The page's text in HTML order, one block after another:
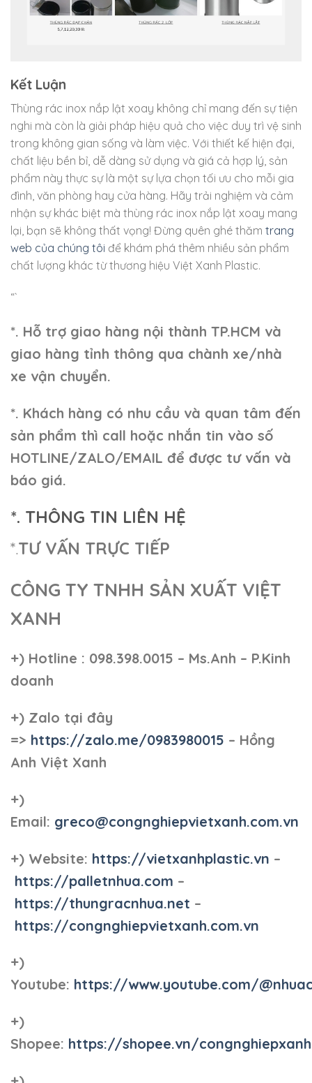
Kết Luận
Thùng rác inox nắp lật xoay không chỉ mang đến sự tiện
nghi mà còn là giải pháp hiệu quả cho việc duy trì vệ sinh
trong không gian sống và làm việc. Với thiết kế hiện đại,
chất liệu bền bỉ, dễ dàng sử dụng và giá cả hợp lý, sản
phẩm này thực sự là một sự lựa chọn tối ưu cho mỗi gia
đình, văn phòng hay cửa hàng. Hãy trải nghiệm và cảm
nhận sự khác biệt mà thùng rác inox nắp lật xoay mang
lại, bạn sẽ không thất vọng! Đừng quên ghé thăm trang
web của chúng tôi để khám phá thêm nhiều sản phẩm
chất lượng khác từ thương hiệu Việt Xanh Plastic.
“`
*. Hỗ trợ giao hàng nội thành TP.HCM và
giao hàng tỉnh thông qua chành xe/nhà
xe vận chuyển.
*. Khách hàng có nhu cầu và quan tâm đến
sản phẩm thì call hoặc nhắn tin vào số
HOTLINE/ZALO/EMAIL để được tư vấn và
báo giá.
*. THÔNG TIN LIÊN HỆ
*.TƯ VẤN TRỰC TIẾP
CÔNG TY TNHH SẢN XUẤT VIỆT
XANH
+) Hotline : 098.398.0015 – Ms.Anh – P.Kinh
doanh
+) Zalo tại đây
=> https://zalo.me/0983980015 – Hồng
Anh Việt Xanh
+)
Email: greco@congnghiepvietxanh.com.vn
+) Website: https://vietxanhplastic.vn –
https://palletnhua.com –
https://thungracnhua.net –
https://congnghiepvietxanh.com.vn
+)
Youtube: https://www.youtube.com/
+)
Shopee: https://shopee.vn/